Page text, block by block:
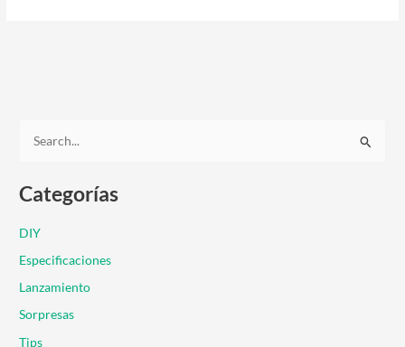
s
a
r
p
o
r
Categorías
DIY
Especificaciones
Lanzamiento
Sorpresas
Tips